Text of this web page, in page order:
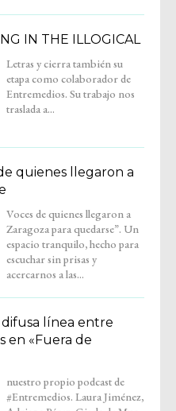
IN THE ILLOGICAL
traslada a...
quienes llegaron a
acercarnos a las...
difusa línea entre
en «Fuera de